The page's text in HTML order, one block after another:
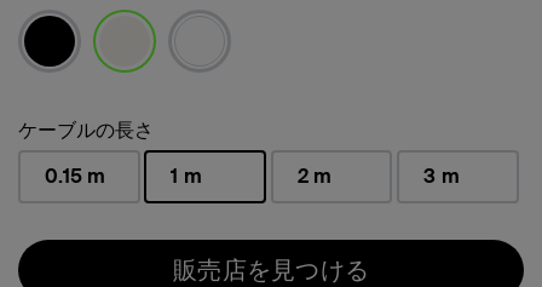
ケーブルの長さ
0.15 m
1 m
2 m 3 m
販売店を見つける